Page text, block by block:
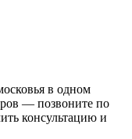
в одном
— позвоните по
консультацию и